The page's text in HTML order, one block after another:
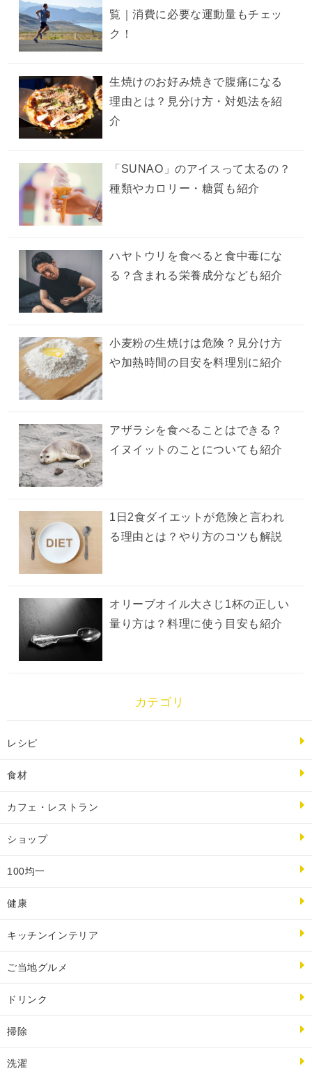
覧｜消費に必要な運動量もチェッ
ク！
生焼けのお好み焼きで腹痛になる
理由とは？見分け方・対処法を紹
介
「SUNAO」のアイスって太るの？
種類やカロリー・糖質も紹介
ハヤトウリを食べると食中毒にな
る？含まれる栄養成分なども紹介
小麦粉の生焼けは危険？見分け方
や加熱時間の目安を料理別に紹介
アザラシを食べることはできる？
イヌイットのことについても紹介
1日2食ダイエットが危険と言われ
る理由とは？やり方のコツも解説
オリーブオイル大さじ1杯の正しい
量り方は？料理に使う目安も紹介
カテゴリ
レシピ
食材
カフェ・レストラン
ショップ
100均一
健康
キッチンインテリア
ご当地グルメ
ドリンク
掃除
洗濯